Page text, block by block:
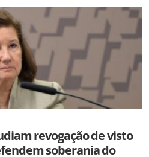
revogação de visto
soberania do